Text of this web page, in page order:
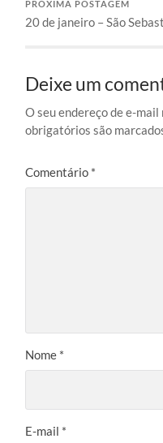
PRÓXIMA POSTAGEM
20 de janeiro – São
Deixe um
O seu endereço de e-
obrigatórios são
Comentário *
Nome *
E-mail *